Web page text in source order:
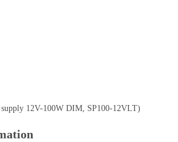
12V-100W DIM, SP100-12VLT)